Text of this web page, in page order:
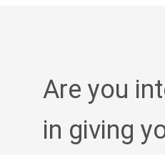
Are you
in giving